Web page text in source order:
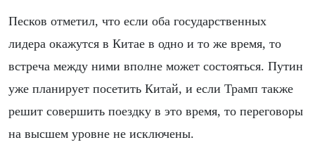
Песков отметил, что если оба государственных
лидера окажутся в Китае в одно и то же время, то
встреча между ними вполне может состояться. Путин
уже планирует посетить Китай, и если Трамп также
решит совершить поездку в это время, то переговоры
на высшем уровне не исключены.